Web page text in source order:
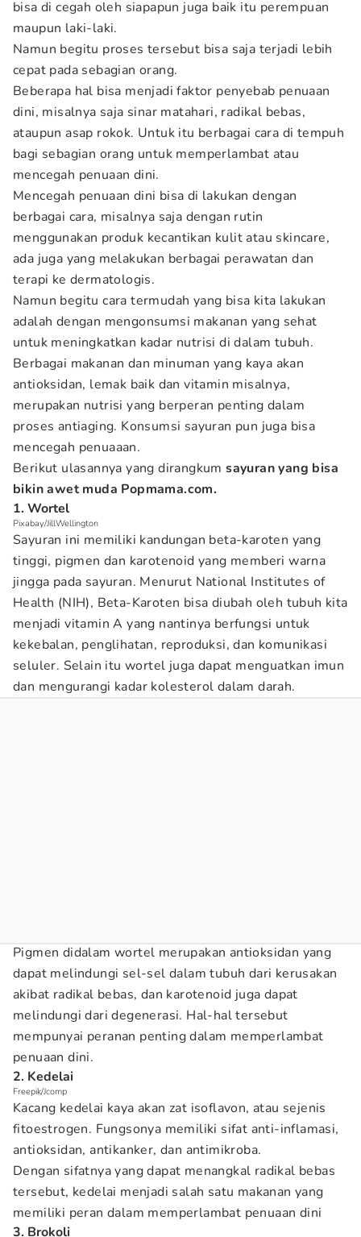
bisa di cegah oleh siapapun juga baik itu perempuan
maupun laki-laki.
Namun begitu proses tersebut bisa saja terjadi lebih
cepat pada sebagian orang.
Beberapa hal bisa menjadi faktor penyebab penuaan
dini, misalnya saja sinar matahari, radikal bebas,
ataupun asap rokok. Untuk itu berbagai cara di tempuh
bagi sebagian orang untuk memperlambat atau
mencegah penuaan dini.
Mencegah penuaan dini bisa di lakukan dengan
berbagai cara, misalnya saja dengan rutin
menggunakan produk kecantikan kulit atau skincare,
ada juga yang melakukan berbagai perawatan dan
terapi ke dermatologis.
Namun begitu cara termudah yang bisa kita lakukan
adalah dengan mengonsumsi makanan yang sehat
untuk meningkatkan kadar nutrisi di dalam tubuh.
Berbagai makanan dan minuman yang kaya akan
antioksidan, lemak baik dan vitamin misalnya,
merupakan nutrisi yang berperan penting dalam
proses antiaging. Konsumsi sayuran pun juga bisa
mencegah penuaaan.
Berikut ulasannya yang dirangkumsayuran yang bisa
bikin awet muda Popmama.com.
1. Wortel
Pixabay/JillWellington
Sayuran ini memiliki kandungan beta-karoten yang
tinggi, pigmen dan karotenoid yang memberi warna
jingga pada sayuran. Menurut National Institutes of
Health (NIH), Beta-Karoten bisa diubah oleh tubuh kita
menjadi vitamin A yang nantinya berfungsi untuk
kekebalan, penglihatan, reproduksi, dan komunikasi
seluler. Selain itu wortel juga dapat menguatkan imun
dan mengurangi kadar kolesterol dalam darah.
Pigmen didalam wortel merupakan antioksidan yang
dapat melindungi sel-sel dalam tubuh dari kerusakan
akibat radikal bebas, dan karotenoid juga dapat
melindungi dari degenerasi. Hal-hal tersebut
mempunyai peranan penting dalam memperlambat
penuaan dini.
2. Kedelai
Freepik/Jcomp
Kacang kedelai kaya akan zat isoflavon, atau sejenis
fitoestrogen. Fungsonya memiliki sifat anti-inflamasi,
antioksidan, antikanker, dan antimikroba.
Dengan sifatnya yang dapat menangkal radikal bebas
tersebut, kedelai menjadi salah satu makanan yang
memiliki peran dalam memperlambat penuaan dini
3. Brokoli